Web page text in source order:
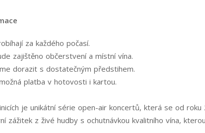
za každého počasí.
zajištěno občerstvení a místní vína.
dorazit s dostatečným předstihem.
platba v hotovosti i kartou.
je unikátní série open-air koncertů, která se od
zážitek z živé hudby s ochutnávkou kvalitního vína,